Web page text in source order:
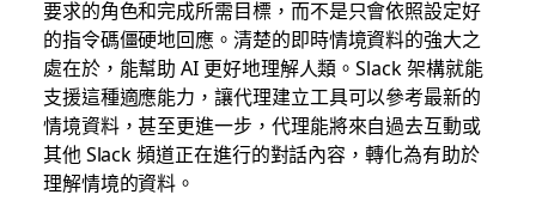
要求的角色和完成所需目標，而不是只會依照設定好
的指令碼僵硬地回應。清楚的即時情境資料的強大之
處在於，能幫助 AI 更好地理解人類。Slack 架構就能
支援這種適應能力，讓代理建立工具可以參考最新的
情境資料，甚至更進一步，代理能將來自過去互動或
其他 Slack 頻道正在進行的對話內容，轉化為有助於
理解情境的資料。